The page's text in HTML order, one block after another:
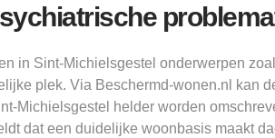
in Sint-Michielsgestel onderwerpen
plek. Via Beschermd-wonen.nl kan
Michielsgestel helder worden
dat een duidelijke woonbasis maakt